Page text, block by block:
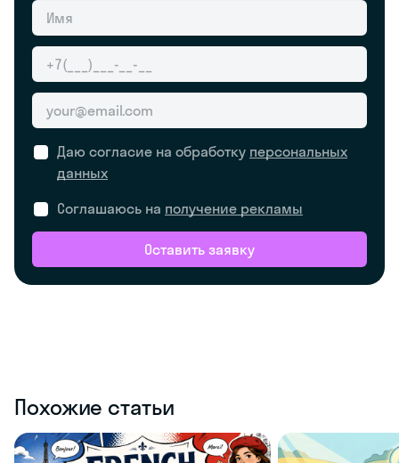
Даю согласие на обработку персональных
данных
Соглашаюсь на получение рекламы
Оставить заявку
Похожие статьи